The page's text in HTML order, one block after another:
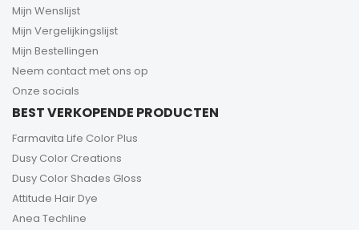
Mijn Wenslijst
Mijn Vergelijkingslijst
Mijn Bestellingen
Neem contact met ons op
Onze socials
BEST VERKOPENDE PRODUCTEN
Farmavita Life Color Plus
Dusy Color Creations
Dusy Color Shades Gloss
Attitude Hair Dye
Anea Techline